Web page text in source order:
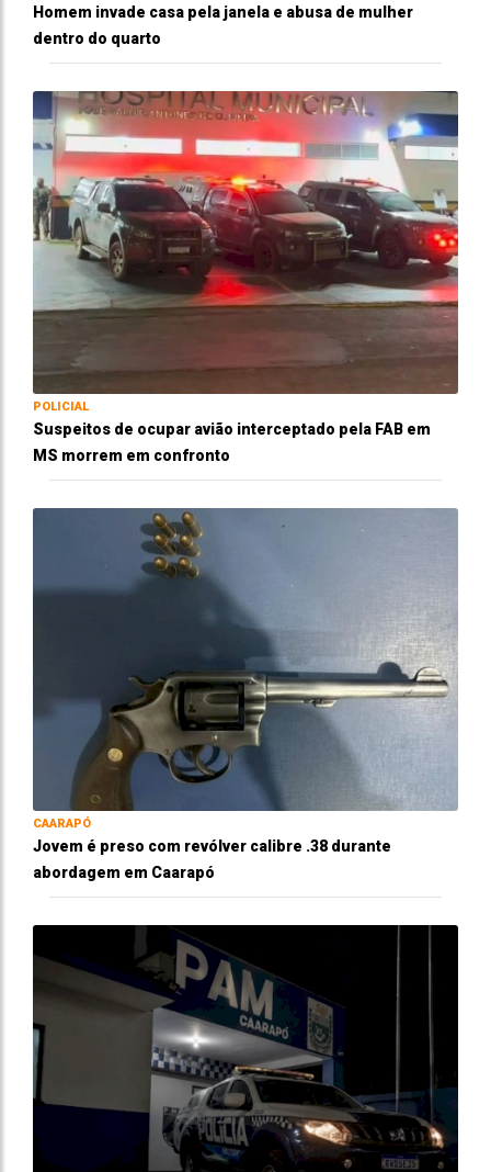
Homem invade casa pela janela e abusa de mulher
dentro do quarto
POLICIAL
Suspeitos de ocupar avião interceptado pela FAB em
MS morrem em confronto
CAARAPÓ
Jovem é preso com revólver calibre .38 durante
abordagem em Caarapó